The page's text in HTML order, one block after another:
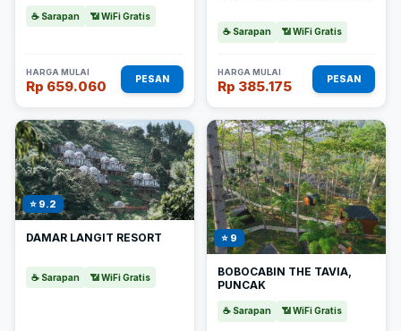
☕ Sarapan 📶 WiFi Gratis
HARGA MULAI
Rp 659.060 PESAN
☕ Sarapan 📶 WiFi Gratis
HARGA MULAI
Rp 385.175 PESAN
⭐ 9.2
DAMAR LANGIT RESORT
☕ Sarapan 📶 WiFi Gratis
⭐ 9
BOBOCABIN THE TAVIA,
PUNCAK
☕ Sarapan 📶 WiFi Gratis